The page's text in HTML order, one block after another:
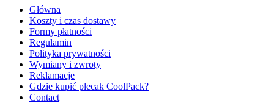
Główna
Koszty i czas dostawy
Formy płatności
Regulamin
Polityka prywatności
Wymiany i zwroty
Reklamacje
Gdzie kupić plecak CoolPack?
Contact